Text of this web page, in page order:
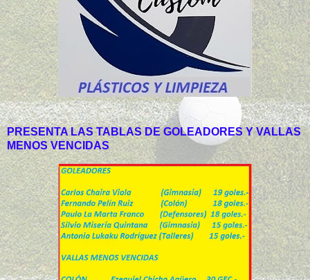
PRESENTA LAS TABLAS DE GOLEADORES Y VALLAS
MENOS VENCIDAS